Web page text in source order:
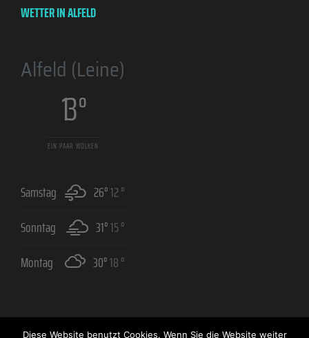
WETTER IN ALFELD
Alfeld (Leine)
13 °
EIN PAAR WOLKEN
Samstag 26°12 °
Sonntag
31°15 °
Montag
30°18 °
Diese Website benutzt Cookies. Wenn Sie die Website weiter